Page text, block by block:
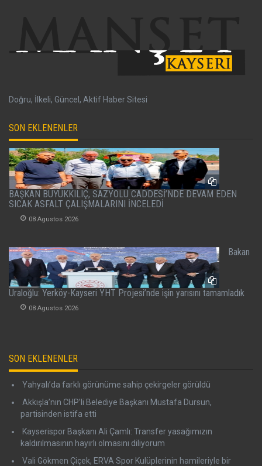
Doğru, İlkeli, Güncel, Aktif Haber Sitesi
SON EKLENENLER
BAŞKAN BÜYÜKKILIÇ, SAZYOLU CADDESİ’NDE DEVAM EDEN
SICAK ASFALT ÇALIŞMALARINI İNCELEDİ
08 Agustos 2026
Bakan
Uraloğlu: Yerköy-Kayseri YHT Projesi’nde işin yarısını tamamladık
08 Agustos 2026
SON EKLENENLER
Yahyalı’da farklı görünüme sahip çekirgeler görüldü
Akkışla’nın CHP’li Belediye Başkanı Mustafa Dursun,
partisinden istifa etti
Kayserispor Başkanı Ali Çamlı: Transfer yasağımızın
kaldırılmasının hayırlı olmasını diliyorum
Vali Gökmen Çiçek, ERVA Spor Kulüplerinin hamileriyle bir